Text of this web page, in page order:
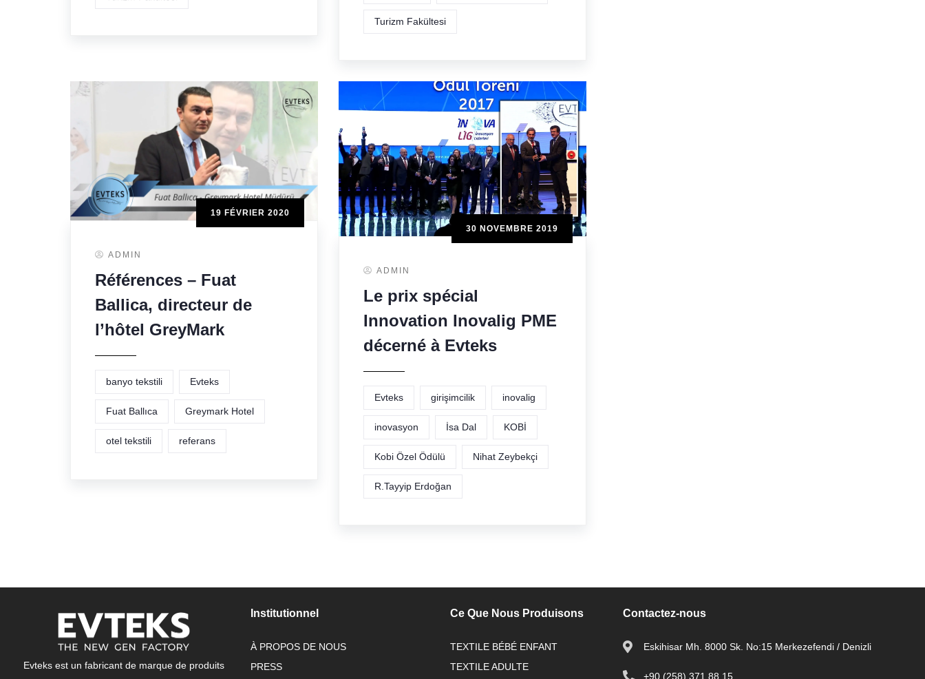
Turizm Fakültesi
19 FÉVRIER 2020
ADMIN
Références – Fuat
Ballica, directeur de
l’hôtel GreyMark
banyo tekstili Evteks
Fuat Ballıca Greymark Hotel
otel tekstili referans
30 NOVEMBRE 2019
ADMIN
Le prix spécial
Innovation Inovalig PME
décerné à Evteks
Evteks girişimcilik inovalig
inovasyon İsa Dal KOBİ
Kobi Özel Ödülü Nihat Zeybekçi
R.Tayyip Erdoğan
Evteks est un fabricant de marque de produits
Institutionnel
À PROPOS DE NOUS
PRESS
Ce Que Nous Produisons
TEXTILE BÉBÉ ENFANT
TEXTILE ADULTE
Contactez-nous
Eskihisar Mh. 8000 Sk. No:15 Merkezefendi / Denizli
+90 (258) 371 88 15